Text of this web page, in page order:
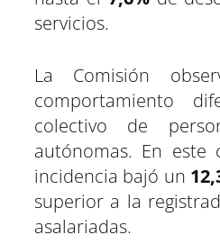
servicios.
La Comisión
comportamiento
colectivo de
autónomas. En este
incidencia bajó un
superior a la
asalariadas.